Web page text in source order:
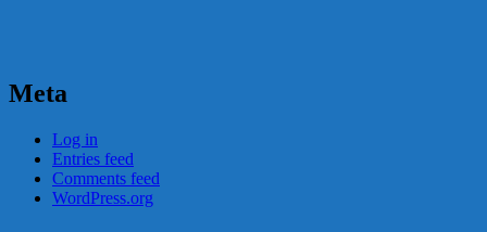
Meta
Log in
Entries feed
Comments feed
WordPress.org